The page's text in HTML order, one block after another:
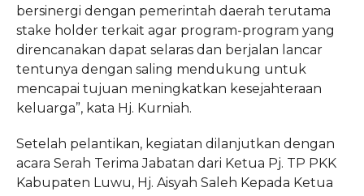
bersinergi dengan pemerintah daerah terutama
stake holder terkait agar program-program yang
direncanakan dapat selaras dan berjalan lancar
tentunya dengan saling mendukung untuk
mencapai tujuan meningkatkan kesejahteraan
keluarga”, kata Hj. Kurniah.
Setelah pelantikan, kegiatan dilanjutkan dengan
acara Serah Terima Jabatan dari Ketua Pj. TP PKK
Kabupaten Luwu, Hj. Aisyah Saleh Kepada Ketua